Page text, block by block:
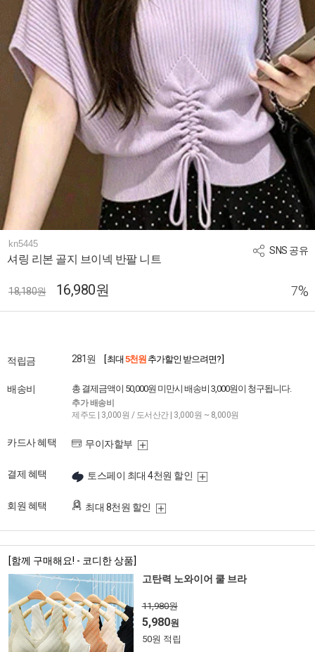
SNS 공유
kn5445
셔링 리본 골지 브이넥 반팔 니트
18,180원 16,980원 7%
적립금 281원 [ 최대 5천원 추가할인 받으려면? ]
배송비 총 결제금액이 50,000원 미만시 배송비 3,000원이 청구됩니다.
추가 배송비
제주도 | 3,000원 / 도서산간 | 3,000원 ~ 8,000원
카드사 혜택 무이자할부
결제 혜택 토스페이 최대 4천원 할인
회원 혜택 최대 8천원 할인
[함께 구매해요! - 코디한 상품]
고탄력 노와이어 쿨 브라
11,980원
5,980원
50원 적립